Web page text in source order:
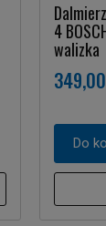
4
walizka
Do